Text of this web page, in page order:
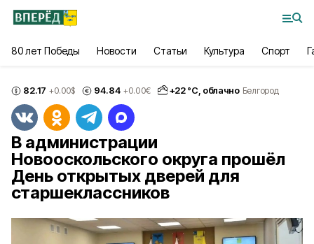
80 лет Победы Новости Статьи Культура Спорт
82.17 +0.00$ 94.84 +0.00€ +22°С, облачно Белгород
В администрации
Новооскольского округа прошёл
День открытых дверей для
старшеклассников